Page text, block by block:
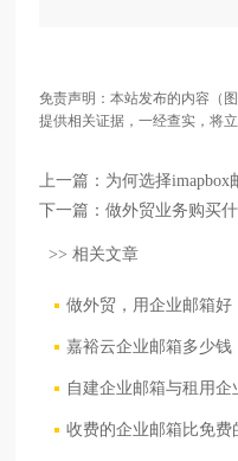
免责声明：本站发布的内容（
提供相关证据，一经查实，将
上一篇： 为何选择imapbox
下一篇： 做外贸业务购买
>> 相关文章
做外贸，用企业邮箱
嘉裕云企业邮箱多少
自建企业邮箱与租用企
收费的企业邮箱比免费